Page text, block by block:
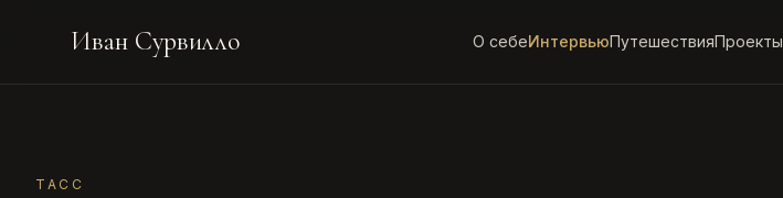
Иван Сурвилло О себеИнтервьюПутешествияПроекты
ТАСС